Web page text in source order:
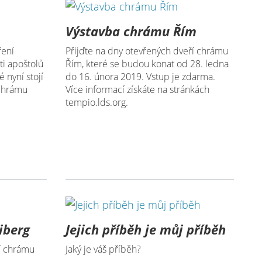
apoštolů
nyní stojí
Výstavba chrámu Řím
Přijďte na dny otevřených dveří chrámu
Řím, které se budou konat od 28. ledna
do 16. února 2019. Vstup je zdarma.
Více informací získáte na stránkách
tempio.lds.org.
Jejich příběh je můj příběh
Jaký je váš příběh?